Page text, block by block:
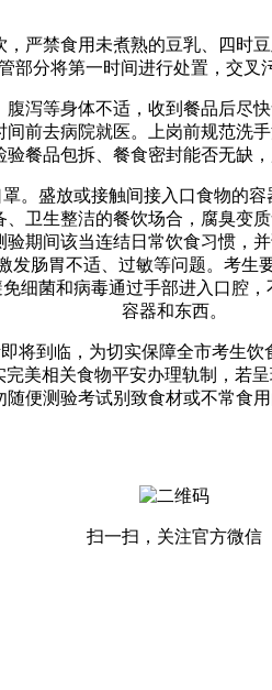
禁食用未煮熟的豆乳、四时
分将第一时间进行处置，交
等身体不适，收到餐品后尽
前去病院就医。上岗前规范洗
餐品包拆、餐食密封能否无缺
盛放或接触间接入口食物的
卫生整洁的餐饮场合，腐臭变
期间该当连结日常饮食习惯，
肠胃不适、过敏等问题。考
细菌和病毒通过手部进入口腔
容器和东西。
到临，为切实保障全市考生饮
美相关食物平安办理轨制，
便测验考试别致食材或不常食
扫一扫，关注官方微信